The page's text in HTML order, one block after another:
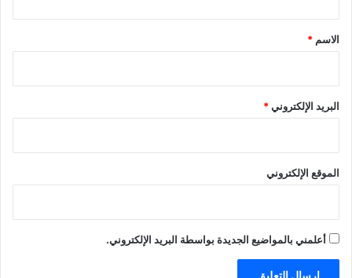
*
الاسم *
البريد الإلكتروني*
الموقع الإلكتروني
أعلمني بالمواضيع الجديدة بواسطة البريد الإلكتروني.